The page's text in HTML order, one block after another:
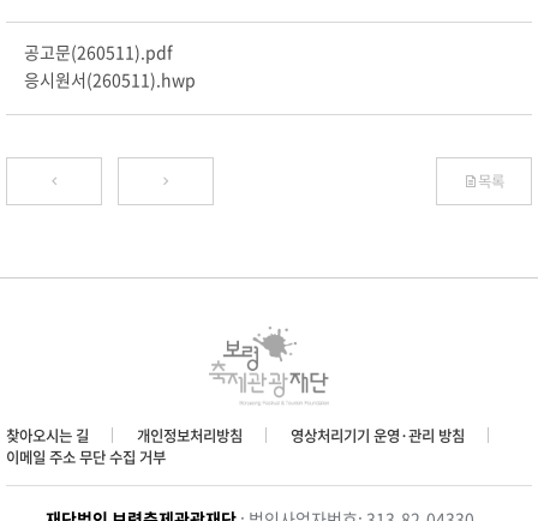
공고문(260511).pdf
응시원서(260511).hwp
목록
찾아오시는 길 개인정보처리방침
영상처리기기 운영·관리 방침
이메일 주소 무단 수집 거부